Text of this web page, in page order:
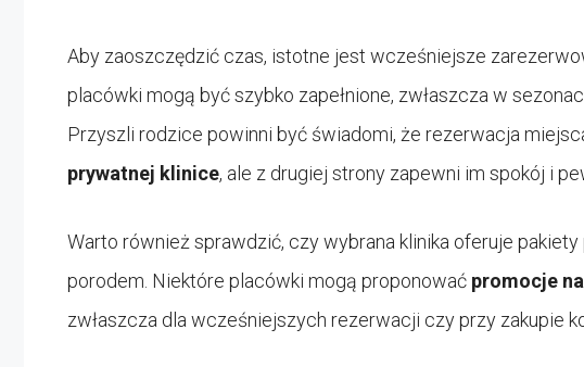
Aby zaoszczędzić czas, istotne jest wcześniejsze
placówki mogą być szybko zapełnione, zwłaszcza w
Przyszli rodzice powinni być świadomi, że rezerwacja
prywatnej klinice, ale z drugiej strony zapewni im spokój i
Warto również sprawdzić, czy wybrana klinika oferuje
porodem. Niektóre placówki mogą proponować promocje
zwłaszcza dla wcześniejszych rezerwacji czy przy zakupie